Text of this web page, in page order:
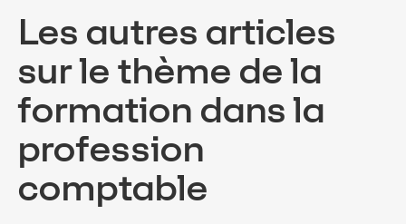
Les autres articles
sur le thème de la
formation dans la
profession
comptable